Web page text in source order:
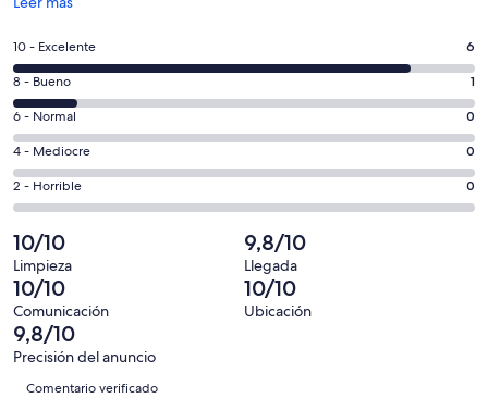
en
una
ventana
nueva
6
comentarios
de
un
total
de
7
con
una
puntuación
de
10
-
Excelente
10 - Excelente 6
1
comentarios
de
un
total
de
con
una
puntuación
de
8
-
Bueno
8 - Bueno 1
0
comentarios
de
un
total
de
7
con
una
puntuación
de
6
6 - Normal 0
0
comentarios
de
total
de
7
con
una
puntuación
de
4 - Mediocre 0
0
comentarios
de
un
total
de
7
con
puntuación
2 - Horrible 0
10/10
Limpieza
9,8/10
Llegada
10/10
Comunicación
10/10
Ubicación
9,8/10
Precisión del anuncio
Comentarios
Comentario verificado